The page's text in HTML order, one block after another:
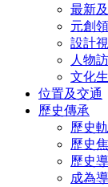
最新
元創
設計
人物
文化
位置及交通
歷史傳承
歷史
歷史
歷史
成為